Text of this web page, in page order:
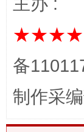
备
制作采